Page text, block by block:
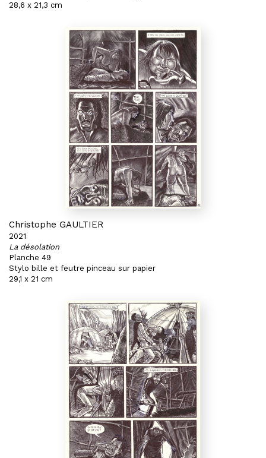
28,6 x 21,3 cm
Christophe GAULTIER
2021
La désolation
Planche 49
Stylo bille et feutre pinceau sur papier
29,1 x 21 cm